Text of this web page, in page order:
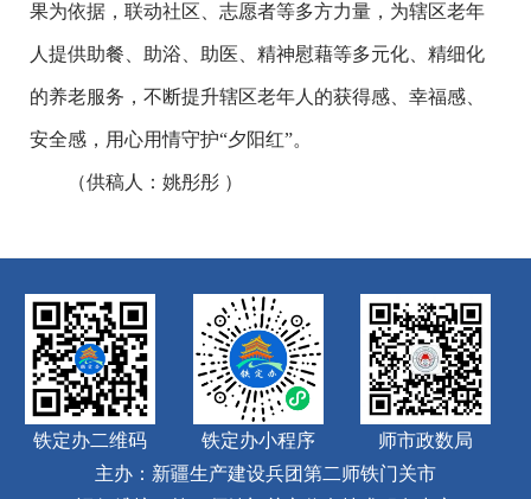
果为依据，联动社区、志愿者等多方力量，为辖区老年
人提供助餐、助浴、助医、精神慰藉等多元化、精细化
的养老服务，不断提升辖区老年人的获得感、幸福感、
安全感，用心用情守护“夕阳红”。
（供稿人：姚彤彤 ）
铁定办二维码 铁定办小程序
师市政数局
主办：新疆生产建设兵团第二师铁门关市